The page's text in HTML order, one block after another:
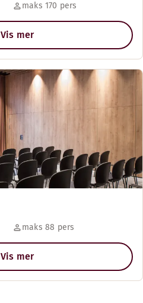
maks 170 pers
Vis mer
maks 88 pers
Vis mer